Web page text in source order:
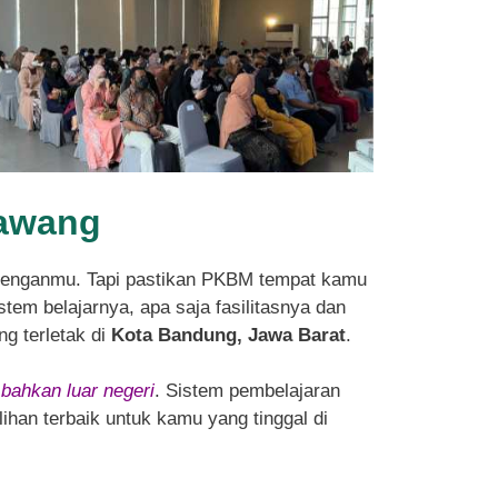
Tapi pastikan PKBM tempat kamu
belajarnya, apa saja fasilitasnya dan
terletak di Kota Bandung, Jawa Barat.
luar negeri. Sistem pembelajaran
terbaik untuk kamu yang tinggal di